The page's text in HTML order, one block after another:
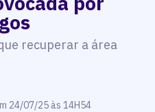
recuperar a área
24/07/25 às 14H54